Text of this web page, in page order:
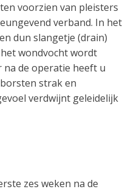
voorzien van pleisters
verband. In het
dun slangetje (drain)
wondvocht wordt
na de operatie heeft u
strak en
verdwijnt geleidelijk
zes weken na de